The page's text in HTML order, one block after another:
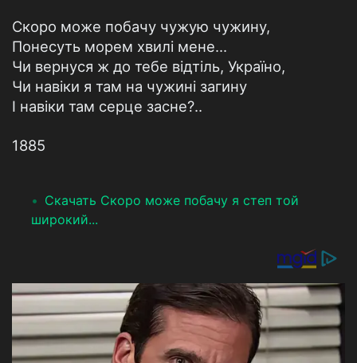
Скоро може побачу чужую чужину,
Понесуть морем хвилі мене...
Чи вернуся ж до тебе відтіль, Україно,
Чи навіки я там на чужині загину
І навіки там серце засне?..
1885
Скачать Скоро може побачу я степ той
широкий...